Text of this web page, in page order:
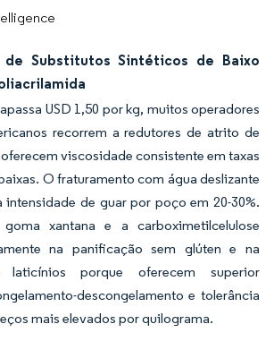
de Substitutos Sintéticos de Baixo
USD 1,50 por kg, muitos operadores
recorrem a redutores de atrito de
viscosidade consistente em taxas
O fraturamento com água deslizante
intensidade de guar por poço em 20-30%.
xantana e a carboximetilcelulose
na panificação sem glúten e na
laticínios porque oferecem superior
descongelamento e tolerância
mais elevados por quilograma.